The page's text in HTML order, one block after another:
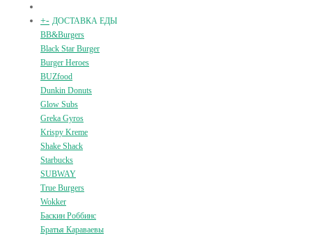
+- ДОСТАВКА ЕДЫ
BB&Burgers
Black Star Burger
Burger Heroes
BUZfood
Dunkin Donuts
Glow Subs
Greka Gyros
Krispy Kreme
Shake Shack
Starbucks
SUBWAY
True Burgers
Wokker
Баскин Роббинс
Братья Караваевы